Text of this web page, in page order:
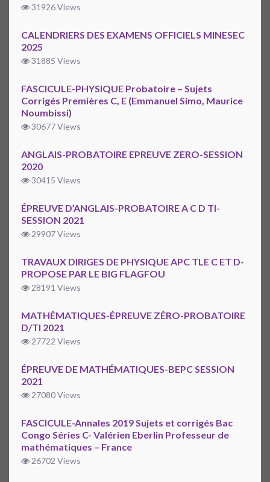
31926 Views
CALENDRIERS DES EXAMENS OFFICIELS MINESEC
2025
31885 Views
FASCICULE-PHYSIQUE Probatoire – Sujets
Corrigés Premières C, E (Emmanuel Simo, Maurice
Noumbissi)
30677 Views
ANGLAIS-PROBATOIRE EPREUVE ZERO-SESSION
2020
30415 Views
ÉPREUVE D’ANGLAIS-PROBATOIRE A C D TI-
SESSION 2021
29907 Views
TRAVAUX DIRIGES DE PHYSIQUE APC TLE C ET D-
PROPOSE PAR LE BIG FLAGFOU
28191 Views
MATHÉMATIQUES-ÉPREUVE ZÉRO-PROBATOIRE
D/TI 2021
27722 Views
ÉPREUVE DE MATHÉMATIQUES-BEPC SESSION
2021
27080 Views
FASCICULE-Annales 2019 Sujets et corrigés Bac
Congo Séries C- Valérien Eberlin Professeur de
mathématiques – France
26702 Views